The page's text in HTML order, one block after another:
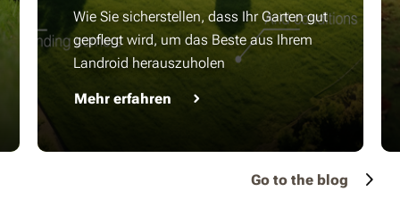
Wie Sie sicherstellen, dass Ihr Garten gut
gepflegt wird, um das Beste aus Ihrem
Landroid herauszuholen
Mehr erfahren
Go to the blog